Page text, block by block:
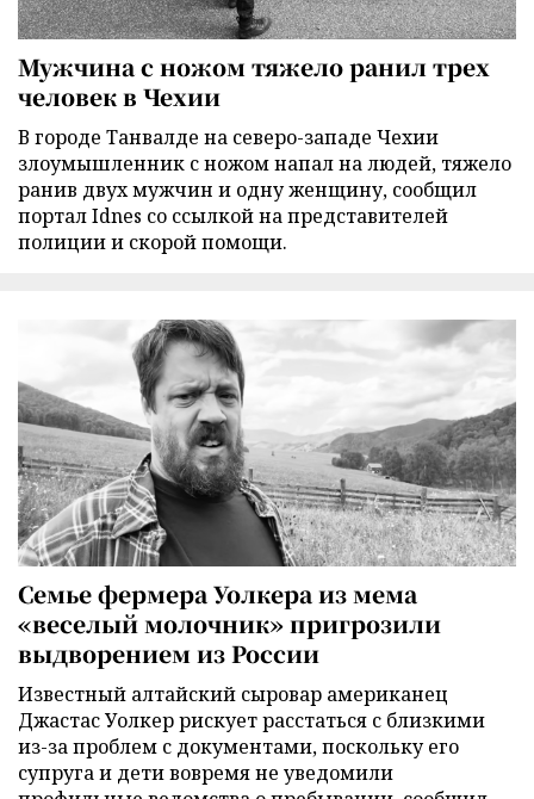
Мужчина с ножом тяжело ранил трех
человек в Чехии
В городе Танвалде на северо-западе Чехии
злоумышленник с ножом напал на людей, тяжело
ранив двух мужчин и одну женщину, сообщил
портал Idnes со ссылкой на представителей
полиции и скорой помощи.
Семье фермера Уолкера из мема
«веселый молочник» пригрозили
выдворением из России
Известный алтайский сыровар американец
Джастас Уолкер рискует расстаться с близкими
из-за проблем с документами, поскольку его
супруга и дети вовремя не уведомили